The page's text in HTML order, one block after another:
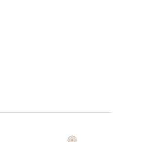
labsajūtas pieredzes
atpūtai gan uz kuģa, gan